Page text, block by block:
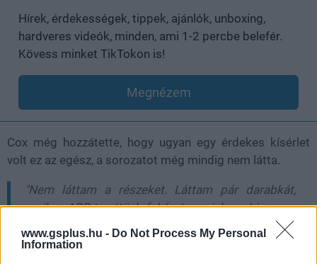
www.gsplus.hu - Do Not Process My Personal
Information
Hírek, érdekességek, tippek, ajánlók, unboxing,
hardveres videók, minden, ami 1-2 percbe belefér.
Kövess minket TikTokon is!
Megnézem
Cox még hozzátette, hogy ugyan egy érdekes kísérlet
volt ez az egész, a sorozatot még mindig nem látta.
"Nem láttam a részeket. Láttam pár darabkát,
amikor ADR-t vettünk fel (extra szinkron bizonyos
szövegek helyettesítéséhez), és úgy tűnt hogy
működik a dolog."